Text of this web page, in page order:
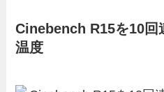
Cinebench R15を10回
温度